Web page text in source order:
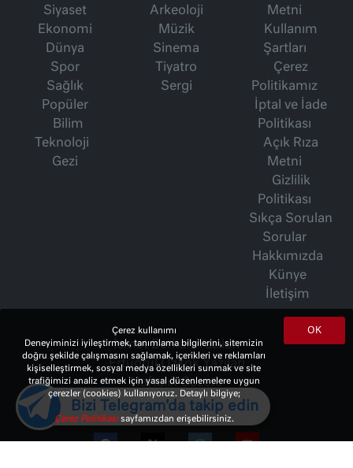
Siyaset
Ekonomi
Dünya
Spor
Sağlık
Popüler
Bilim
Teknoloji
Gezi
Arkeoloji
Müzik
Sinema
Tiyatro
Sergi
Metni
Kullanım
Şartları
Çerez
Politikamız
İptal ve İade
Politikası
Açık Rıza
Metni
Gizlilik
Politikası
Sıkça Sorulan
Sorular
Hakkımızda
Künye
İletişim
İsmet Berkan Yazıları
Ertuğrul Özkök Yazıları
Haftalık Gazete
OK
Çerez kullanımı
Deneyiminizi iyileştirmek, tanımlama bilgilerini, sitemizin
doğru şekilde çalışmasını sağlamak, içerikleri ve reklamları
kişiselleştirmek, sosyal medya özellikleri sunmak ve site
trafiğimizi analiz etmek için yasal düzenlemelere uygun
çerezler (cookies) kullanıyoruz. Detaylı bilgiye;
Çerez Politikasısayfamızdan erişebilirsiniz.
Bizi Telegram'da takip edin